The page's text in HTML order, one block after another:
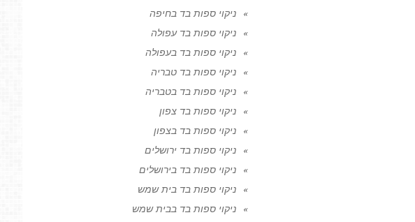
ניקוי ספות בד בחיפה
ניקוי ספות בד עפולה
ניקוי ספות בד בעפולה
ניקוי ספות בד טבריה
ניקוי ספות בד בטבריה
ניקוי ספות בד צפון
ניקוי ספות בד בצפון
ניקוי ספות בד ירושלים
ניקוי ספות בד בירושלים
ניקוי ספות בד בית שמש
ניקוי ספות בד בבית שמש